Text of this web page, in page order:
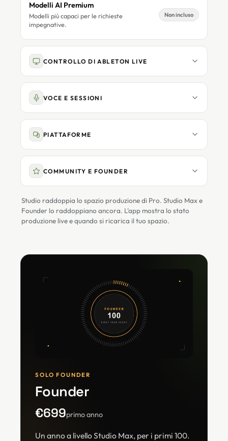
Modelli AI Premium
Modelli più capaci per le richieste
impegnative.
Non incluso
CONTROLLO DI ABLETON LIVE
VOCE E SESSIONI
PIATTAFORME
COMMUNITY E FOUNDER
Studio raddoppia lo spazio produzione di Pro. Studio Max e
Founder lo raddoppiano ancora. L'app mostra lo stato
produzione live e quando si ricarica il tuo spazio.
SOLO FOUNDER
Founder
€699primo anno
Un anno a livello Studio Max, per i primi 100.